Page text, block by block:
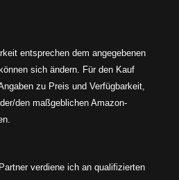
entsprechen dem angegebenen
sich ändern. Für den Kauf
zu Preis und Verfügbarkeit,
den maßgeblichen Amazon-
verdiene ich an qualifizierten